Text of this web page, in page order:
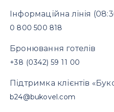
Інформаційна лінія
0 800 500 818
Бронювання готелів
+38 (0342) 59 11 00
Підтримка клієнтів
b24@bukovel.com